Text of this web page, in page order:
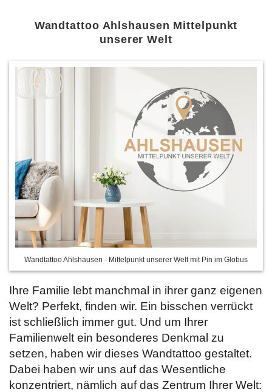
Wandtattoo Ahlshausen Mittelpunkt
unserer Welt
Wandtattoo Ahlshausen - Mittelpunkt unserer Welt mit Pin im Globus
Ihre Familie lebt manchmal in ihrer ganz eigenen
Welt? Perfekt, finden wir. Ein bisschen verrückt
ist schließlich immer gut. Und um Ihrer
Familienwelt ein besonderes Denkmal zu
setzen, haben wir dieses Wandtattoo gestaltet.
Dabei haben wir uns auf das Wesentliche
konzentriert, nämlich auf das Zentrum Ihrer Welt: